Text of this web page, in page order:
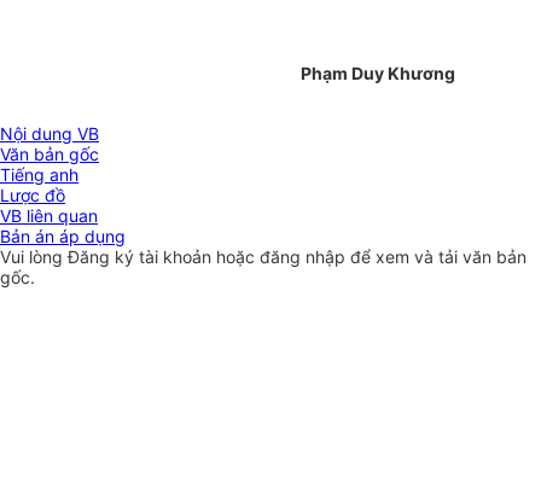
Phạm Duy Khương
Nội dung VB
Văn bản gốc
Tiếng anh
Lược đồ
VB liên quan
Bản án áp dụng
Vui lòngĐăng ký tài khoản hoặc đăng nhập để xem và tải văn bản
gốc.